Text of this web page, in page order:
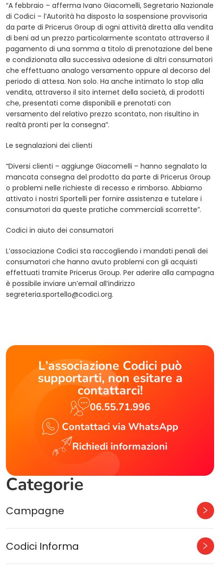
“A febbraio – afferma Ivano Giacomelli, Segretario Nazionale
di Codici – l’Autorità ha disposto la sospensione provvisoria
da parte di Pricerus Group di ogni attività diretta alla vendita
di beni ad un prezzo particolarmente scontato attraverso il
pagamento di una somma a titolo di prenotazione del bene
e condizionata alla successiva adesione di altri consumatori
che effettuano analogo versamento oppure al decorso del
periodo di attesa. Non solo. Ha anche intimato lo stop alla
vendita, attraverso il sito internet della società, di prodotti
che, presentati come disponibili e prenotati con
versamento del relativo prezzo scontato, non risultino in
realtà pronti per la consegna”.
Le segnalazioni dei clienti
“Diversi clienti – aggiunge Giacomelli – hanno segnalato la
mancata consegna del prodotto da parte di Pricerus Group
o problemi nelle richieste di recesso e rimborso. Abbiamo
attivato i nostri Sportelli per fornire assistenza e tutelare i
consumatori da queste pratiche commerciali scorrette”.
Codici in aiuto dei consumatori
L’associazione Codici sta raccogliendo i mandati penali dei
consumatori che hanno avuto problemi con gli acquisti
effettuati tramite Pricerus Group. Per aderire alla campagna
è possibile inviare un’email all’indirizzo
segreteria.sportello@codici.org.
L’associazione Codici può
supportarti, non esitare a
contattarci!
06.55.71.996
Contattaci via WhatsApp
Richiedi informazioni
Categorie
Campagne
Codici Informa